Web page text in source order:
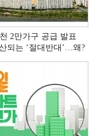
2만가구 공급 발표
되는 ‘절대반대’…왜?